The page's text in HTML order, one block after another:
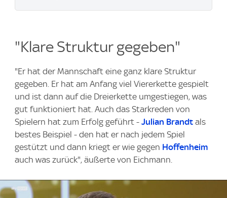
"Klare Struktur gegeben"
"Er hat der Mannschaft eine ganz klare Struktur
gegeben. Er hat am Anfang viel Viererkette gespielt
und ist dann auf die Dreierkette umgestiegen, was
gut funktioniert hat. Auch das Starkreden von
Spielern hat zum Erfolg geführt - Julian Brandt als
bestes Beispiel - den hat er nach jedem Spiel
gestützt und dann kriegt er wie gegen Hoffenheim
auch was zurück", äußerte von Eichmann.